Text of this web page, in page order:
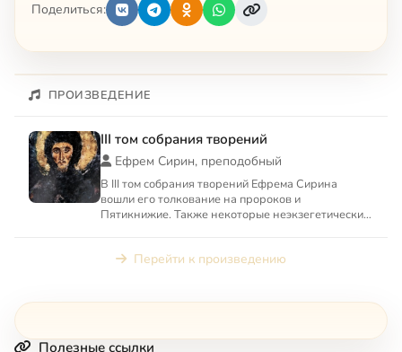
Поделиться:
ПРОИЗВЕДЕНИЕ
III том собрания творений
Ефрем Сирин, преподобный
В III том собрания творений Ефрема Сирина
вошли его толкование на пророков и
Пятикнижие. Также некоторые неэкзегетические
Перейти к произведению
Полезные ссылки